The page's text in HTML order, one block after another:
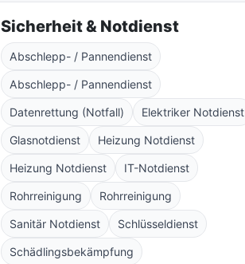
Sicherheit & Notdienst
Abschlepp- / Pannendienst
Abschlepp- / Pannendienst
Datenrettung (Notfall) Elektriker Notdienst
Glasnotdienst Heizung Notdienst
Heizung Notdienst IT-Notdienst
Rohrreinigung Rohrreinigung
Sanitär Notdienst Schlüsseldienst
Schädlingsbekämpfung